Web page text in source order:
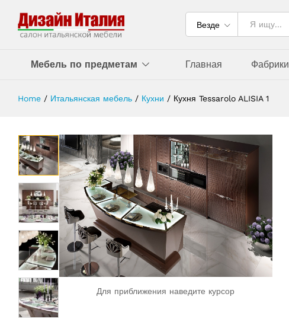
Везде
Мебель по предметам Главная Фабрики
Home / Итальянская мебель / Кухни / Кухня Tessarolo ALISIA 1
Для приближения наведите курсор